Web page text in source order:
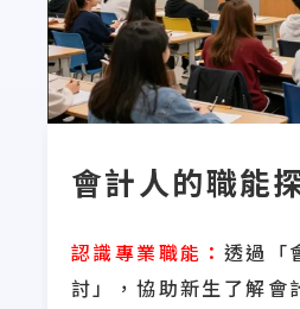
會計人的職能
認識專業職能： 透過「
討」，協助新生了解會